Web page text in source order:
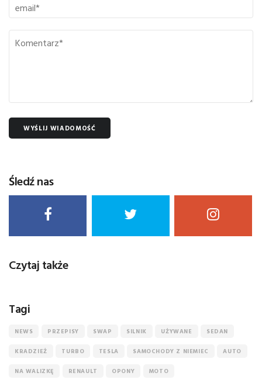
WYŚLIJ WIADOMOŚĆ
Śledź nas
Czytaj także
Tagi
NEWS PRZEPISY SWAP SILNIK UŻYWANE SEDAN
KRADZIEŻ TURBO TESLA SAMOCHODY Z NIEMIEC AUTO
NA WALIZKĘ RENAULT OPONY MOTO